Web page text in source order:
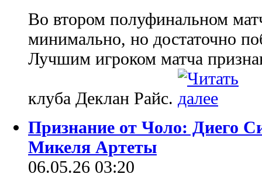
Во втором полуфинальном
минимально, но достаточно
Лучшим игроком матча
клуба Деклан Райс.
Признание от Чоло: Диего
Микеля Артеты
06.05.26 03:20